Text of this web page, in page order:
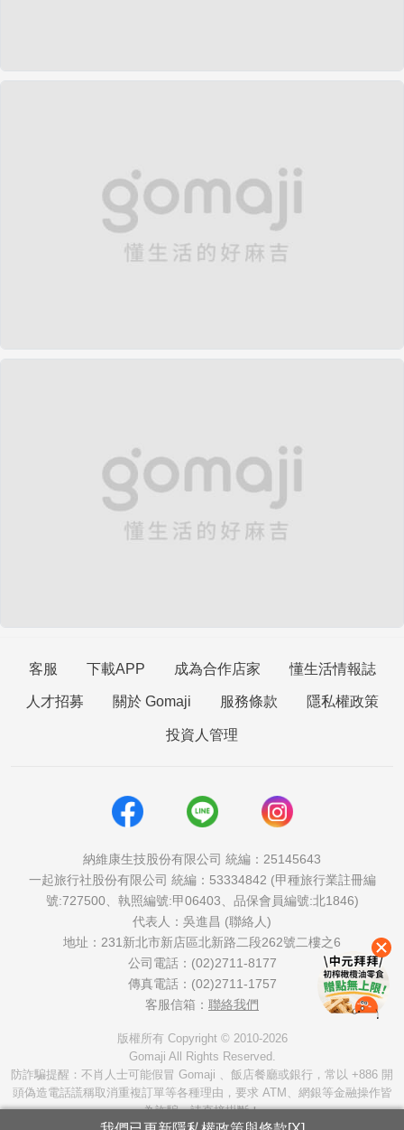
客服 下載APP 成為合作店家 懂生活情報誌
人才招募 關於 Gomaji 服務條款 隱私權政策
投資人管理
納維康生技股份有限公司 統編：25145643
一起旅行社股份有限公司 統編：53334842 (甲種旅行業註冊編
號:727500、執照編號:甲06403、品保會員編號:北1846)
代表人：吳進昌 (聯絡人)
地址：231新北市新店區北新路二段262號二樓之6
公司電話：(02)2711-8177
傳真電話：(02)2711-1757
客服信箱： 聯絡我們
版權所有 Copyright © 2010-2026
Gomaji All Rights Reserved.
防詐騙提醒：不肖人士可能假冒 Gomaji 、飯店餐廳或銀行，常以 +886 開
頭偽造電話謊稱取消重複訂單等各種理由，要求 ATM、網銀等金融操作皆
為詐騙，請直接掛斷！